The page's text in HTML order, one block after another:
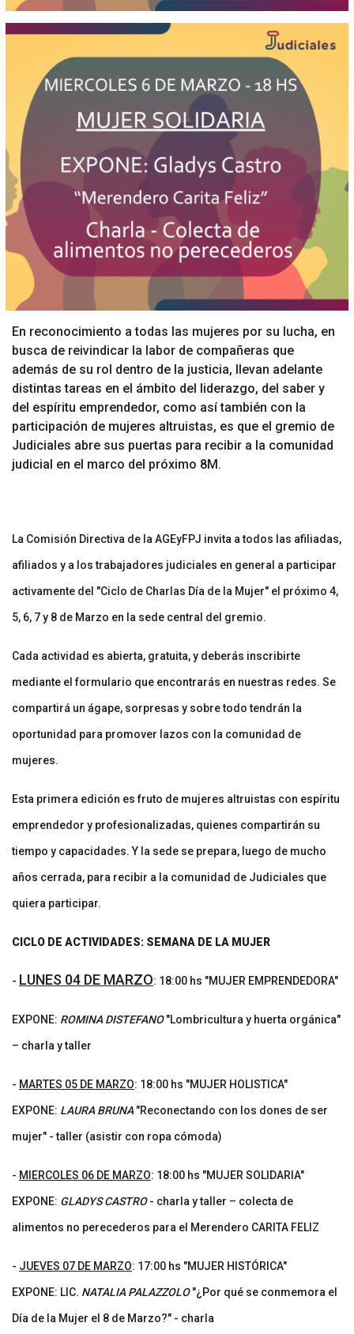
En reconocimiento a todas las mujeres por su lucha, en
busca de reivindicar la labor de compañeras que
además de su rol dentro de la justicia, llevan adelante
distintas tareas en el ámbito del liderazgo, del saber y
del espíritu emprendedor, como así también con la
participación de mujeres altruistas, es que el gremio de
Judiciales abre sus puertas para recibir a la comunidad
judicial en el marco del próximo 8M.
La Comisión Directiva de la AGEyFPJ invita a todos las afiliadas,
afiliados y a los trabajadores judiciales en general a participar
activamente del "Ciclo de Charlas Día de la Mujer" el próximo 4,
5, 6, 7 y 8 de Marzo en la sede central del gremio.
Cada actividad es abierta, gratuita, y deberás inscribirte
mediante el formulario que encontrarás en nuestras redes. Se
compartirá un ágape, sorpresas y sobre todo tendrán la
oportunidad para promover lazos con la comunidad de
mujeres.
Esta primera edición es fruto de mujeres altruistas con espíritu
emprendedor y profesionalizadas, quienes compartirán su
tiempo y capacidades. Y la sede se prepara, luego de mucho
años cerrada, para recibir a la comunidad de Judiciales que
quiera participar.
CICLO DE ACTIVIDADES: SEMANA DE LA MUJER
- LUNES 04 DE MARZO: 18:00 hs "MUJER EMPRENDEDORA"
EXPONE: ROMINA DISTEFANO"Lombricultura y huerta orgánica"
– charla y taller
- MARTES 05 DE MARZO: 18:00 hs "MUJER HOLISTICA"
EXPONE: LAURA BRUNA "Reconectando con los dones de ser
mujer" - taller (asistir con ropa cómoda)
- MIERCOLES 06 DE MARZO: 18:00 hs "MUJER SOLIDARIA"
EXPONE: GLADYS CASTRO- charla y taller – colecta de
alimentos no perecederos para el Merendero CARITA FELIZ
- JUEVES 07 DE MARZO: 17:00 hs "MUJER HISTÓRICA"
EXPONE: LIC. NATALIA PALAZZOLO"¿Por qué se conmemora el
Día de la Mujer el 8 de Marzo?" - charla